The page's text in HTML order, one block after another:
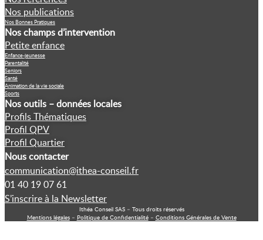
Nos publications
Nos Bonnes Pratiques
Nos champs d’intervention
Petite enfance
Enfance-jeunesse
Parentalité
Seniors
Santé
Animation de la vie sociale
Sports
Nos outils – données locales
Profils Thématiques
Profil QPV
Profil Quartier
Nous contacter
communication@ithea-conseil.fr
01 40 19 07 61
S’inscrire à la Newsletter
Ithéa Conseil SAS – Tous droits réservés
Mentions légales– Politique de Confidentialité– Conditions Générales de Vente